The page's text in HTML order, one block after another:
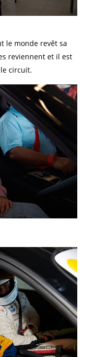
le monde revêt sa
reviennent et il est
circuit.